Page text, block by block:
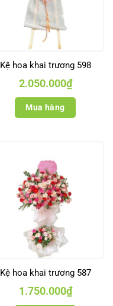
Kệ hoa khai trương 598
2.050.000₫
Mua hàng
Kệ hoa khai trương 587
1.750.000₫